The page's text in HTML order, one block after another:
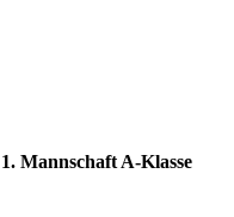
1. Mannschaft A-Klasse